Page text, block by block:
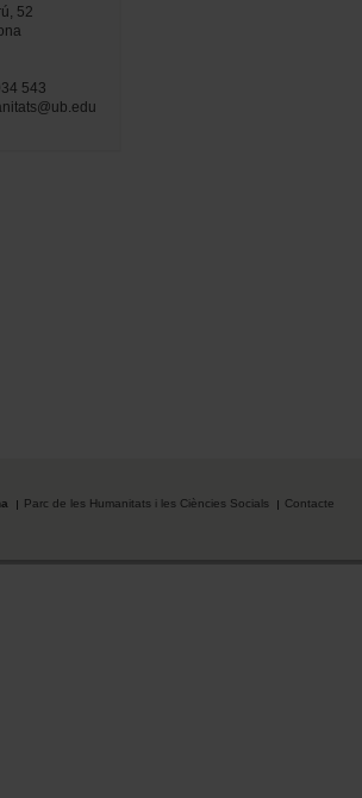
52
543
Parc de les Humanitats i les Ciències Socials Contacte